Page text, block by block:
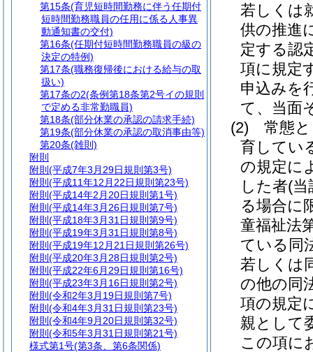
若しくは
供の推進
定する認
項に規定
申込みを
て、当面
(2)
常態
育してい
の規定に
した者(当
る場合に
童福祉法
ている同
若しくは
の他の同
項の規定
親として
この項に
第15条(育児短時間勤務に伴う任期付
短時間勤務職員の任用に係る人事異
動通知書の交付)
第16条(任期付短時間勤務職員の級の
決定の特例)
第17条(職務復帰後における給与の取
扱い)
第17条の2(条例第18条第2号イの規則
で定める非常勤職員)
第18条(部分休業の承認の請求手続)
第19条(部分休業の承認の取消事由等)
第20条(雑則)
附則
附則 (平成7年3月29日規則第3号)
附則 (平成11年12月22日規則第23号)
附則 (平成14年2月20日規則第1号)
附則 (平成14年3月26日規則第7号)
附則 (平成18年3月31日規則第9号)
附則 (平成19年3月31日規則第8号)
附則 (平成19年12月21日規則第26号)
附則 (平成20年3月28日規則第2号)
附則 (平成22年6月29日規則第16号)
附則 (平成23年3月16日規則第2号)
附則 (令和2年3月19日規則第7号)
附則 (令和4年3月31日規則第23号)
附則 (令和4年9月20日規則第32号)
附則 (令和5年3月31日規則第21号)
様式第1号(第3条、第6条関係)